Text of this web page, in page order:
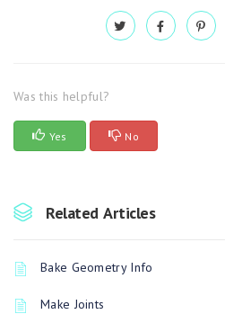
Was this helpful?
Yes No
Related Articles
Bake Geometry Info
Make Joints